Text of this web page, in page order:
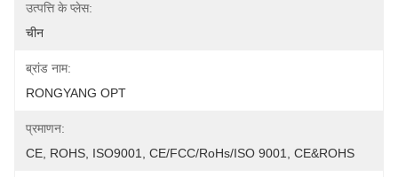
उत्पत्ति के प्लेस:
चीन
ब्रांड नाम:
RONGYANG OPT
प्रमाणन:
CE, ROHS, ISO9001, CE/FCC/RoHs/ISO 9001, CE&ROHS